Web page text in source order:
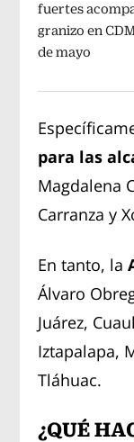
fuertes
granizo en
de mayo
para las
Magdalena
Carranza y
En tanto, la
Álvaro
Juárez,
Iztapalapa,
Tláhuac.
¿QUÉ